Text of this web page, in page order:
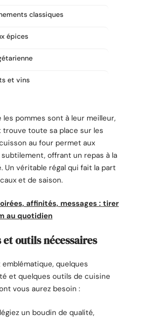
classiques
épices
et vins
les pommes sont à leur meilleur,
toute sa place sur les
au four permet aux
offrant un repas à la
Un véritable régal qui fait la part
et de saison.
affinités, messages : tirer
au quotidien
outils nécessaires
quelques
et quelques outils de cuisine
vous aurez besoin :
un boudin de qualité,